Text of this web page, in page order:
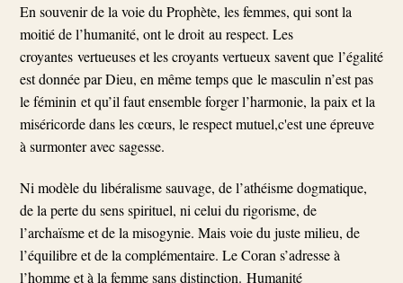
En souvenir de la voie du Prophète, les femmes, qui sont la
moitié de l’humanité, ont le droit au respect. Les
croyantes vertueuses et les croyants vertueux savent que l’égalité
est donnée par Dieu, en même temps que le masculin n’est pas
le féminin et qu’il faut ensemble forger l’harmonie, la paix et la
miséricorde dans les cœurs, le respect mutuel,c'est une épreuve
à surmonter avec sagesse.
Ni modèle du libéralisme sauvage, de l’athéisme dogmatique,
de la perte du sens spirituel, ni celui du rigorisme, de
l’archaïsme et de la misogynie. Mais voie du juste milieu, de
l’équilibre et de la complémentaire. Le Coran s’adresse à
l’homme et à la femme sans distinction. Humanité